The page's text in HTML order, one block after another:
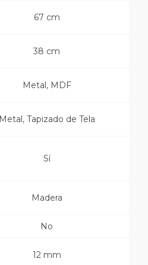
67 cm
38 cm
Metal, MDF
Metal, Tapizado de Tela
Sí
Madera
No
12 mm